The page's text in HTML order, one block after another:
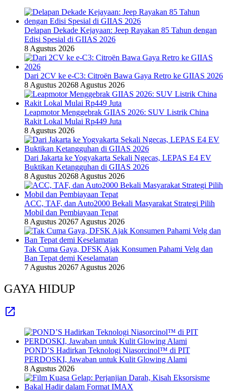
Delapan Dekade Kejayaan: Jeep Rayakan 85 Tahun dengan
Edisi Spesial di GIIAS 2026
8 Agustus 2026
Dari 2CV ke e-C3: Citroën Bawa Gaya Retro ke GIIAS 2026
8 Agustus 20268 Agustus 2026
Leapmotor Menggebrak GIIAS 2026: SUV Listrik China
Rakit Lokal Mulai Rp449 Juta
8 Agustus 2026
Dari Jakarta ke Yogyakarta Sekali Ngecas, LEPAS E4 EV
Buktikan Ketangguhan di GIIAS 2026
8 Agustus 20268 Agustus 2026
ACC, TAF, dan Auto2000 Bekali Masyarakat Strategi Pilih
Mobil dan Pembiayaan Tepat
8 Agustus 20267 Agustus 2026
Tak Cuma Gaya, DFSK Ajak Konsumen Pahami Velg dan
Ban Tepat demi Keselamatan
7 Agustus 20267 Agustus 2026
GAYA HIDUP
POND’S Hadirkan Teknologi Niasorcinol™ di PIT
PERDOSKI, Jawaban untuk Kulit Glowing Alami
8 Agustus 2026